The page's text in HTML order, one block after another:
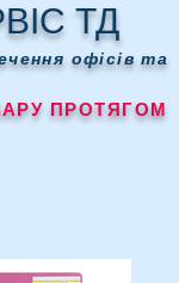
ТД
офісів та
ПРОТЯГОМ